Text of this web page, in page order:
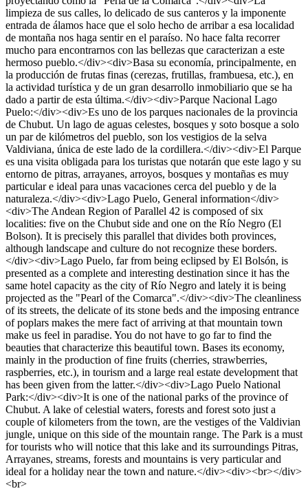
limpieza de sus calles, lo delicado de sus canteros y la imponente
entrada de álamos hace que el solo hecho de arribar a esa localidad
de montaña nos haga sentir en el paraíso. No hace falta recorrer
mucho para encontrarnos con las bellezas que caracterizan a este
hermoso pueblo.</div><div>Basa su economía, principalmente, en
la producción de frutas finas (cerezas, frutillas, frambuesa, etc.), en
la actividad turística y de un gran desarrollo inmobiliario que se ha
dado a partir de esta última.</div><div>Parque Nacional Lago
Puelo:</div><div>Es uno de los parques nacionales de la provincia
de Chubut. Un lago de aguas celestes, bosques y soto bosque a solo
un par de kilómetros del pueblo, son los vestigios de la selva
Valdiviana, única de este lado de la cordillera.</div><div>El Parque
es una visita obligada para los turistas que notarán que este lago y su
entorno de pitras, arrayanes, arroyos, bosques y montañas es muy
particular e ideal para unas vacaciones cerca del pueblo y de la
naturaleza.</div><div>Lago Puelo, General information</div>
<div>The Andean Region of Parallel 42 is composed of six
localities: five on the Chubut side and one on the Río Negro (El
Bolson). It is precisely this parallel that divides both provinces,
although landscape and culture do not recognize these borders.
</div><div>Lago Puelo, far from being eclipsed by El Bolsón, is
presented as a complete and interesting destination since it has the
same hotel capacity as the city of Río Negro and lately it is being
projected as the "Pearl of the Comarca".</div><div>The cleanliness
of its streets, the delicate of its stone beds and the imposing entrance
of poplars makes the mere fact of arriving at that mountain town
make us feel in paradise. You do not have to go far to find the
beauties that characterize this beautiful town. Bases its economy,
mainly in the production of fine fruits (cherries, strawberries,
raspberries, etc.), in tourism and a large real estate development that
has been given from the latter.</div><div>Lago Puelo National
Park:</div><div>It is one of the national parks of the province of
Chubut. A lake of celestial waters, forests and forest soto just a
couple of kilometers from the town, are the vestiges of the Valdivian
jungle, unique on this side of the mountain range. The Park is a must
for tourists who will notice that this lake and its surroundings Pitras,
Arrayanes, streams, forests and mountains is very particular and
ideal for a holiday near the town and nature.</div><div><br></div>
<br>